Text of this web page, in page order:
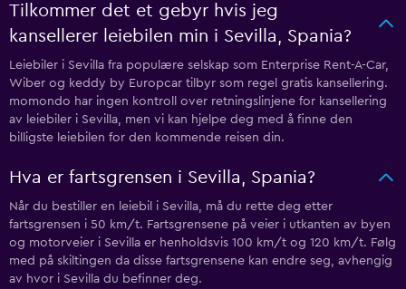
Tilkommer det et gebyr hvis jeg
kansellerer leiebilen min i Sevilla, Spania?
Leiebiler i Sevilla fra populære selskap som Enterprise Rent-A-Car,
Wiber og keddy by Europcar tilbyr som regel gratis kansellering.
momondo har ingen kontroll over retningslinjene for kansellering
av leiebiler i Sevilla, men vi kan hjelpe deg med å finne den
billigste leiebilen for den kommende reisen din.
Hva er fartsgrensen i Sevilla, Spania?
Når du bestiller en leiebil i Sevilla, må du rette deg etter
fartsgrensen i 50 km/t. Fartsgrensene på veier i utkanten av byen
og motorveier i Sevilla er henholdsvis 100 km/t og 120 km/t. Følg
med på skiltingen da disse fartsgrensene kan endre seg, avhengig
av hvor i Sevilla du befinner deg.